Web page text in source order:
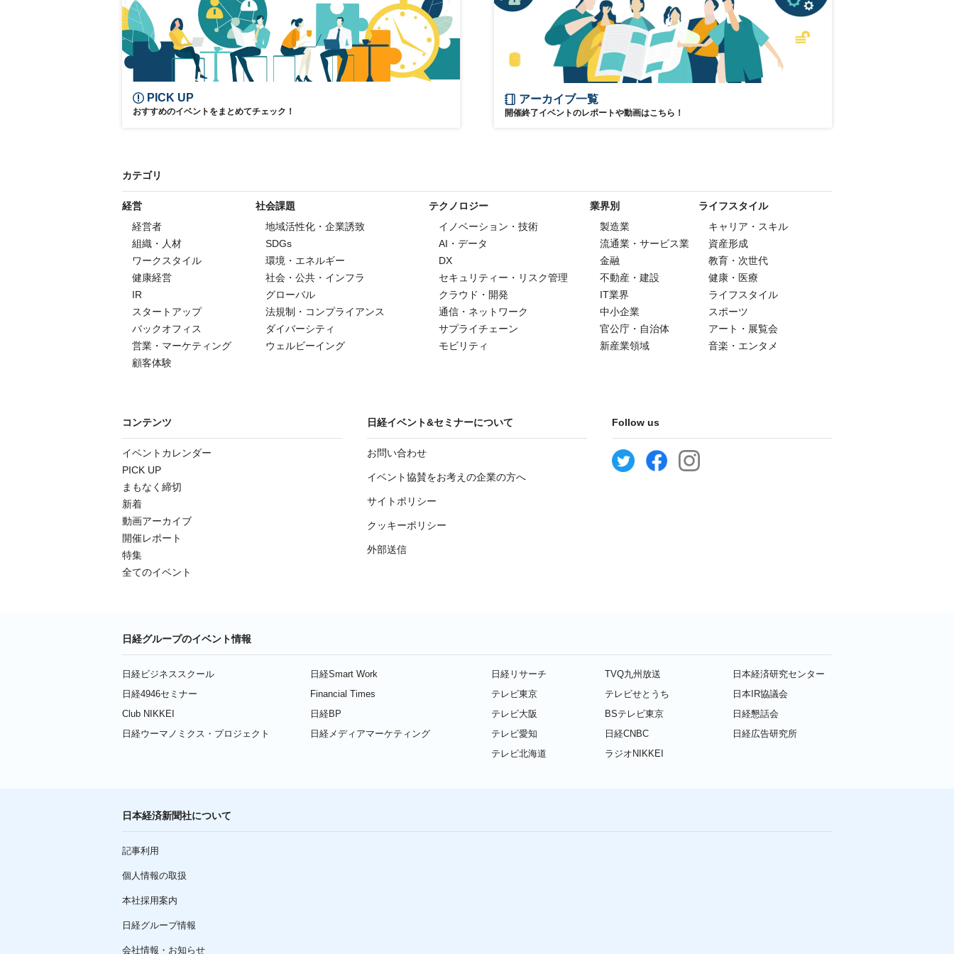
Society5.0
PICK UP
おすすめのイベントをまとめてチェック！
アーカイブ一覧
開催終了イベントのレポートや動画はこちら！
カテゴリ
経営
経営者
組織・人材
ワークスタイル
健康経営
IR
スタートアップ
バックオフィス
営業・マーケティング
顧客体験
社会課題
地域活性化・企業誘致
SDGs
環境・エネルギー
社会・公共・インフラ
グローバル
法規制・コンプライアンス
ダイバーシティ
ウェルビーイング
テクノロジー
イノベーション・技術
AI・データ
DX
セキュリティー・リスク管理
クラウド・開発
通信・ネットワーク
サプライチェーン
モビリティ
業界別
製造業
流通業・サービス業
金融
不動産・建設
IT業界
中小企業
官公庁・自治体
新産業領域
ライフスタイル
キャリア・スキル
資産形成
教育・次世代
健康・医療
ライフスタイル
スポーツ
アート・展覧会
音楽・エンタメ
コンテンツ
イベントカレンダー
PICK UP
まもなく締切
新着
動画アーカイブ
開催レポート
特集
全てのイベント
日経イベント&セミナーについて
お問い合わせ
イベント協賛をお考えの企業の方へ
サイトポリシー
クッキーポリシー
外部送信
Follow us
日経グループのイベント情報
日経ビジネススクール
日経4946セミナー
Club NIKKEI
日経ウーマノミクス・プロジェクト
日経Smart Work
Financial Times
日経BP
日経メディアマーケティング
日経リサーチ
テレビ東京
テレビ大阪
テレビ愛知
テレビ北海道
TVQ九州放送
テレビせとうち
BSテレビ東京
日経CNBC
ラジオNIKKEI
日本経済研究センター
日本IR協議会
日経懇話会
日経広告研究所
日本経済新聞社について
記事利用
個人情報の取扱
本社採用案内
日経グループ情報
会社情報・お知らせ